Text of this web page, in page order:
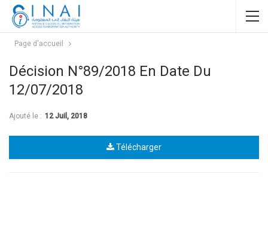
Page d'accueil
Décision N°89/2018 En Date Du
12/07/2018
Ajouté le : 12 Juil, 2018
Télécharger